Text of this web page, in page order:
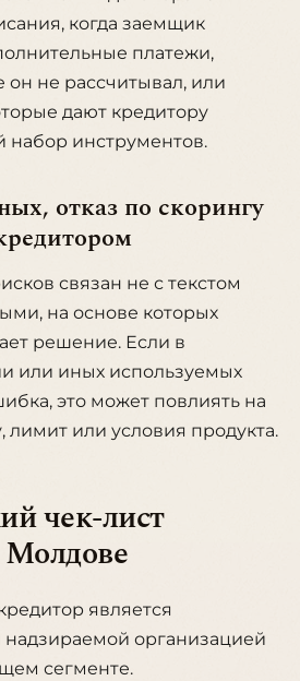
когда заемщик
платежи,
он не рассчитывал, или
дают кредитору
инструментов.
отказ по скорингу
связан не с текстом
на основе которых
решение. Если в
или иных используемых
это может повлиять на
лимит или условия продукта.
чек-лист
является
организацией
сегменте.